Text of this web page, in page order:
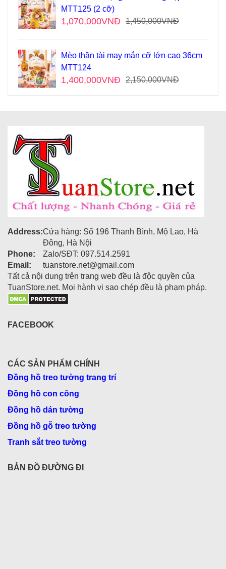
MTT125 (2 cỡ)
1,450,000VNĐ
1,070,000VNĐ
Mèo thần tài may mắn cỡ lớn cao 36cm
MTT124
2,150,000VNĐ
1,400,000VNĐ
Address:Cửa hàng: Số 196 Thanh Bình, Mộ Lao, Hà
Đông, Hà Nội
Phone:
Zalo/SĐT: 097.514.2591
Email:
tuanstore.net@gmail.com
Tất cả nội dung trên trang web đều là độc quyền của
TuanStore.net. Mọi hành vi sao chép đều là phạm pháp.
FACEBOOK
CÁC SẢN PHẨM CHÍNH
Đồng hồ treo tường trang trí
Đồng hồ con công
Đồng hồ dán tường
Đồng hồ gỗ treo tường
Tranh sắt treo tường
BẢN ĐỒ ĐƯỜNG ĐI